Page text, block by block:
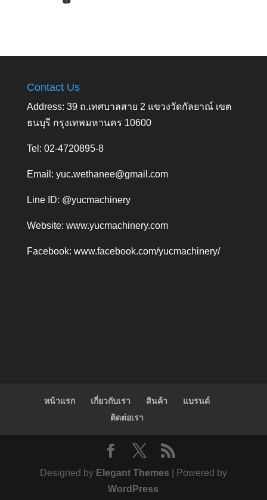
Contact Us
Address: 39 ถ.เทศบาลสาย 2 แขวงวัดกัลยาณ์ เขต
ธนบุรี กรุงเทพมหานคร 10600
Tel: 02-4720895-8
Email: yuc.wethanee@gmail.com
Line ID: @yucmachinery
Website: www.yucmachinery.com
Facebook: www.facebook.com/yucmachinery/
หน้าแรก เกี่ยวกับเรา สินค้า
แบรนด์
ติดต่อเรา
Designed by Elegant Themes | Powered by
WordPress